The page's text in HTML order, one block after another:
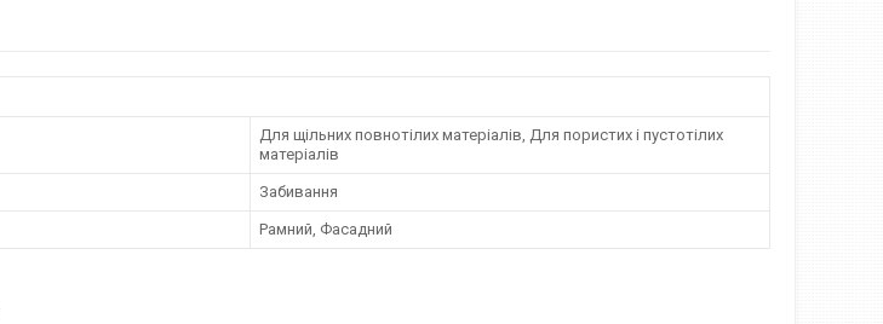
Для щільних повнотілих матеріалів, Для пористих і пустотілих
матеріалів
Забивання
Рамний, Фасадний